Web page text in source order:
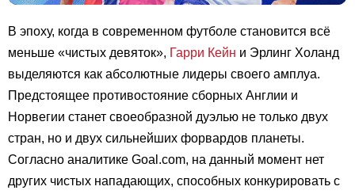
В эпоху, когда в современном футболе становится всё
меньше «чистых девяток», Гарри Кейн и Эрлинг Холанд
выделяются как абсолютные лидеры своего амплуа.
Предстоящее противостояние сборных Англии и
Норвегии станет своеобразной дуэлью не только двух
стран, но и двух сильнейших форвардов планеты.
Согласно аналитике Goal.com, на данный момент нет
других чистых нападающих, способных конкурировать с